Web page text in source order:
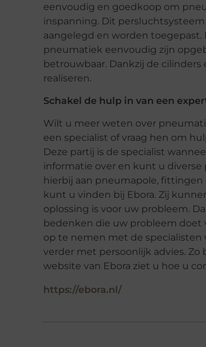
eenvoudig en goedkoop om
inspanning. Dit
aangelegd en worden
pneumatiek eenvoudig zijn
betrouwbaar. Dankzij de
realiseren.
Schakel de hulp in van een
Wilt u meer weten over
een specialist of vraag hen om
Deze partij is de specialist
informatie over en kunt u
hierbij aan pneumapole,
kunt u vinden bij Ebora. Zij
oplossing is voor uw probleem.
bedenken die uw probleem doet
op te nemen met de specialisten
verder met persoonlijk advies.
website van Ebora ziet u hoe u
https://ebora.nl/